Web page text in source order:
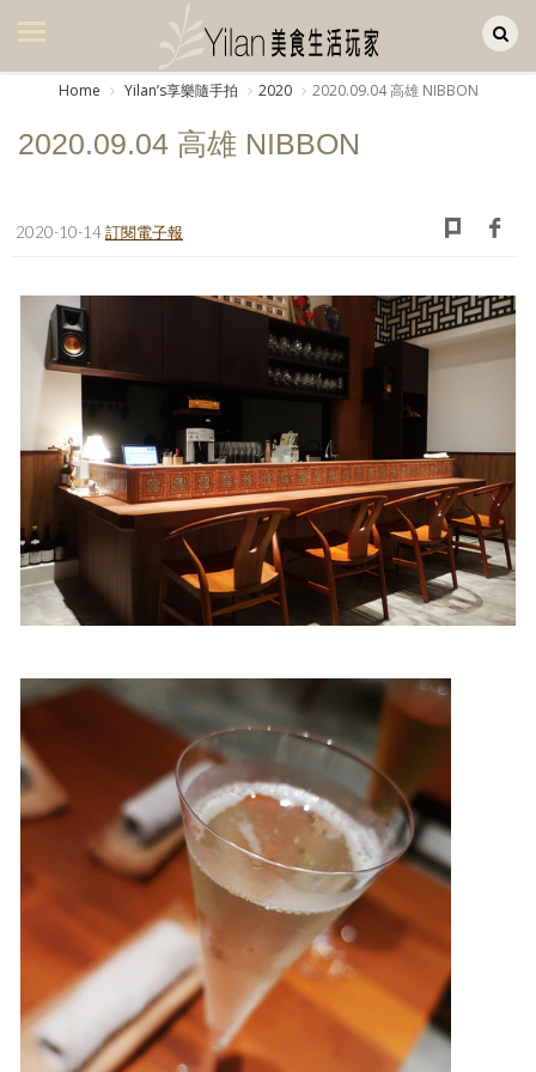
美食集
生活風
書房集
日記簿
餐桌週記
享樂隨手拍
照相簿
影音區
歷史區
關於Yilan
個人著作
活動實況記錄
媒體報導一覽
合作與代言
訂閱電子報
Home Yilanʼs享樂隨手拍 2020 2020.09.04 高雄 NIBBON
2020.09.04 高雄 NIBBON
2020-10-14訂閱電子報